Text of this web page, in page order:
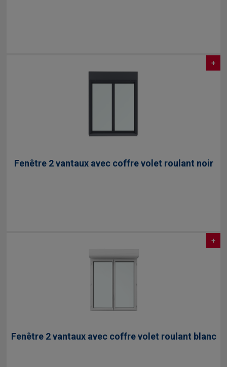
+
Fenêtre 2 vantaux avec coffre volet roulant noir
+
Fenêtre 2 vantaux avec coffre volet roulant blanc